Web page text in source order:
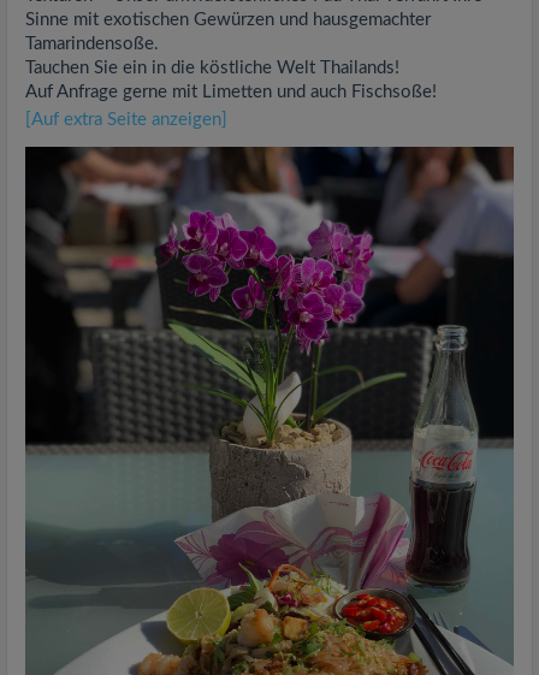
Sinne mit exotischen Gewürzen und hausgemachter
Tamarindensoße.
Tauchen Sie ein in die köstliche Welt Thailands!
Auf Anfrage gerne mit Limetten und auch Fischsoße!
[Auf extra Seite anzeigen]